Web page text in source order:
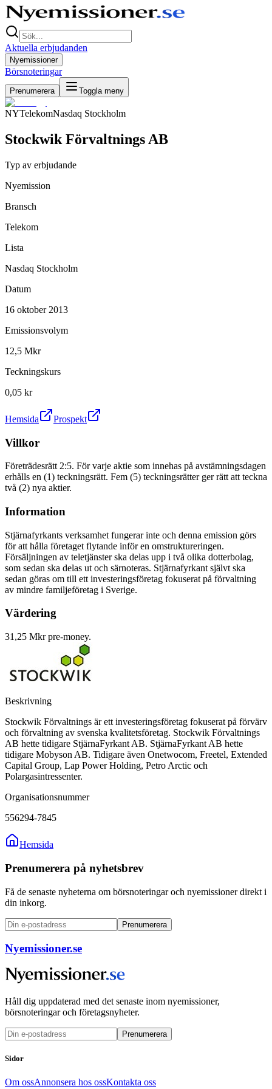
Aktuella erbjudanden
Nyemissioner
Börsnoteringar
Prenumerera Toggla meny
NYTelekomNasdaq Stockholm
Stockwik Förvaltnings AB
Typ av erbjudande
Nyemission
Bransch
Telekom
Lista
Nasdaq Stockholm
Datum
16 oktober 2013
Emissionsvolym
12,5 Mkr
Teckningskurs
0,05 kr
Hemsida Prospekt
Villkor
Företrädesrätt 2:5. För varje aktie som innehas på avstämningsdagen
erhålls en (1) teckningsrätt. Fem (5) teckningsrätter ger rätt att teckna
två (2) nya aktier.
Information
Stjärnafyrkants verksamhet fungerar inte och denna emission görs
för att hålla företaget flytande inför en omstruktureringen.
Försäljningen av teletjänster ska delas upp i två olika dotterbolag,
som sedan ska delas ut och särnoteras. Stjärnafyrkant självt ska
sedan göras om till ett investeringsföretag fokuserat på förvaltning
av mindre familjeföretag i Sverige.
Värdering
31,25 Mkr pre-money.
Beskrivning
Stockwik Förvaltnings är ett investeringsföretag fokuserat på förvärv
och förvaltning av svenska kvalitetsföretag. Stockwik Förvaltnings
AB hette tidigare StjärnaFyrkant AB. StjärnaFyrkant AB hette
tidigare Mobyson AB. Tidigare även Onetwocom, Freetel, Extended
Capital Group, Lap Power Holding, Petro Arctic och
Polargasintressenter.
Organisationsnummer
556294-7845
Hemsida
Prenumerera på nyhetsbrev
Få de senaste nyheterna om börsnoteringar och nyemissioner direkt i
din inkorg.
Prenumerera
Nyemissioner.se
Håll dig uppdaterad med det senaste inom nyemissioner,
börsnoteringar och företagsnyheter.
Prenumerera
Sidor
Om ossAnnonsera hos ossKontakta oss